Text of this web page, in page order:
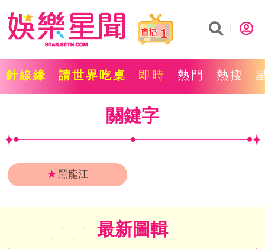
1
針線緣 請世界吃桌 即時 熱門 熱搜
關鍵字
★黑龍江
最新圖輯